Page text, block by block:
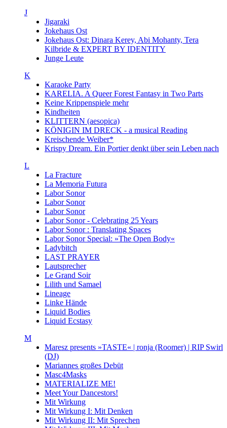
J
Jigaraki
Jokehaus Ost
Jokehaus Ost: Dinara Kerey, Abi Mohanty, Tera
Kilbride & EXPERT BY IDENTITY
Junge Leute
K
Karaoke Party
KARELIA. A Queer Forest Fantasy in Two Parts
Keine Krippenspiele mehr
Kindheiten
KLITTERN (aesopica)
KÖNIGIN IM DRECK - a musical Reading
Kreischende Weiber*
Krispy Dream. Ein Portier denkt über sein Leben nach
L
La Fracture
La Memoria Futura
Labor Sonor
Labor Sonor
Labor Sonor
Labor Sonor - Celebrating 25 Years
Labor Sonor : Translating Spaces
Labor Sonor Special: »The Open Body«
Ladybitch
LAST PRAYER
Lautsprecher
Le Grand Soir
Lilith und Samael
Lineage
Linke Hände
Liquid Bodies
Liquid Ecstasy
M
Maresz presents »TASTE« | ronja (Roomer) | RIP Swirl
(DJ)
Mariannes großes Debüt
Masc4Masks
MATERIALIZE ME!
Meet Your Dancestors!
Mit Wirkung
Mit Wirkung I: Mit Denken
Mit Wirkung II: Mit Sprechen